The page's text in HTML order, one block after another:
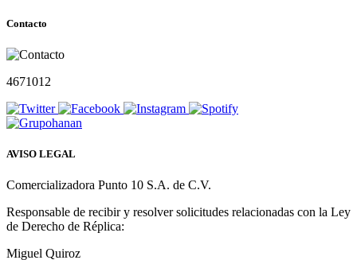
Contacto
4671012
AVISO LEGAL
Comercializadora Punto 10 S.A. de C.V.
Responsable de recibir y resolver solicitudes relacionadas con la Ley
de Derecho de Réplica:
Miguel Quiroz